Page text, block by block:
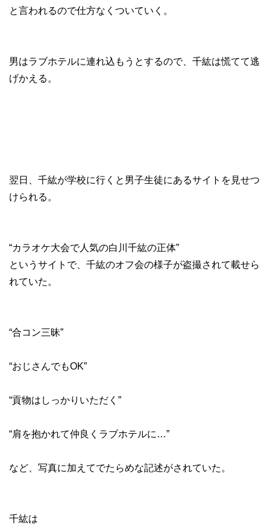
と言われるので仕方なくついていく。
男はラブホテルに連れ込もうとするので、千紘は慌てて逃
げかえる。
翌日、千紘が学校に行くと男子生徒にあるサイトを見せつ
けられる。
“カラオケ大会で人気の白川千紘の正体”
というサイトで、千紘のオフ会の様子が盗撮されて載せら
れていた。
“合コン三昧”
“おじさんでもOK”
“貢物はしっかりいただく”
“肩を抱かれて仲良くラブホテルに…”
など、写真に加えてでたらめな記述がされていた。
千紘は